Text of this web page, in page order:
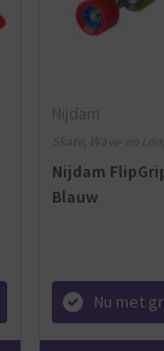
Nijdam
Skate, Wave- en
Nijdam
Blauw
Nu met